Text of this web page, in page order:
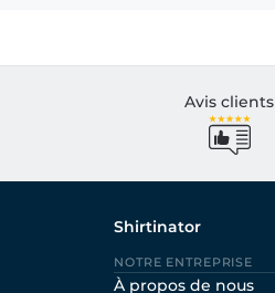
Avis clients
Shirtinator
NOTRE ENTREPRISE
À propos de nous